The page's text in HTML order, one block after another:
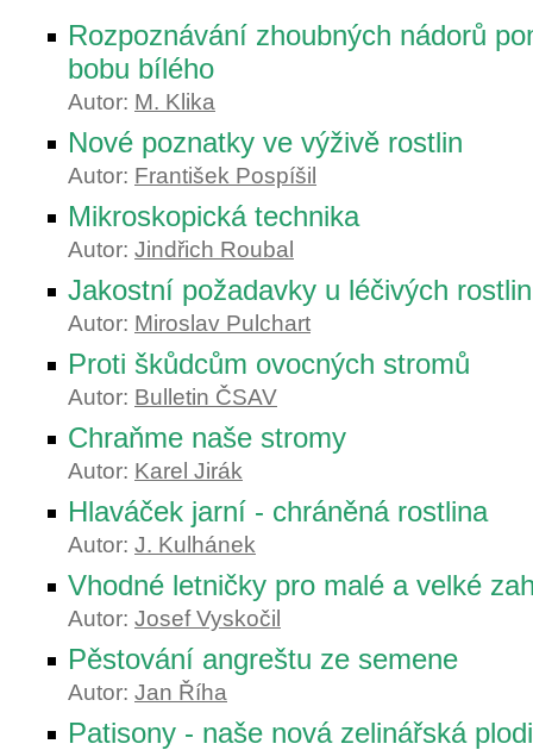
Rozpoznávání zhoubných nádorů
bobu bílého
Autor: M. Klika
Nové poznatky ve výživě rostlin
Autor: František Pospíšil
Mikroskopická technika
Autor: Jindřich Roubal
Jakostní požadavky u léčivých rostlin
Autor: Miroslav Pulchart
Proti škůdcům ovocných stromů
Autor: Bulletin ČSAV
Chraňme naše stromy
Autor: Karel Jirák
Hlaváček jarní - chráněná rostlina
Autor: J. Kulhánek
Vhodné letničky pro malé a velké
Autor: Josef Vyskočil
Pěstování angreštu ze semene
Autor: Jan Říha
Patisony - naše nová zelinářská